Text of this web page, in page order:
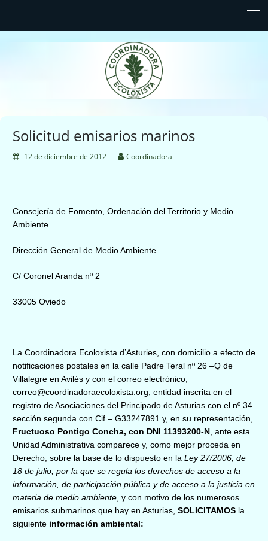
Coordinadora Ecoloxista
d'Asturies
Solicitud emisarios marinos
12 de diciembre de 2012 Coordinadora
Consejería de Fomento, Ordenación del Territorio y Medio
Ambiente
Dirección General de Medio Ambiente
C/ Coronel Aranda nº 2
33005 Oviedo
La Coordinadora Ecoloxista d’Asturies, con domicilio a efecto de
notificaciones postales en la calle Padre Teral nº 26 –Q de
Villalegre en Avilés y con el correo electrónico;
correo@coordinadoraecoloxista.org, entidad inscrita en el
registro de Asociaciones del Principado de Asturias con el nº 34
sección segunda con Cif – G33247891 y, en su representación,
Fructuoso Pontigo Concha, con DNI 11393200-N , ante esta
Unidad Administrativa comparece y, como mejor proceda en
Derecho, sobre la base de lo dispuesto en la Ley 27/2006, de
18 de julio, por la que se regula los derechos de acceso a la
información, de participación pública y de acceso a la justicia en
materia de medio ambiente , y con motivo de los numerosos
emisarios submarinos que hay en Asturias, SOLICITAMOS la
siguiente información ambiental: